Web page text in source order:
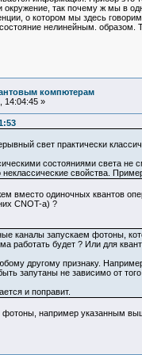
окружение, так почему ж мы в
о котором мы здесь
нелинейным. образом.
компютерам
14:04:45 »
свет практически
состояниями света не
свойства.
вместо одиночных квантов
CNOT-а) ?
каналы запускаем фотоны,
работать будет ? Или для
другому признаку.
запутаны не зависимо от того
и поправит.
например указанным